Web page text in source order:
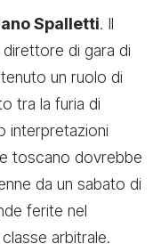
Spalletti. Il
di gara di
un ruolo di
tra la furia di
interpretazioni
toscano dovrebbe
da un sabato di
ferite nel
arbitrale.